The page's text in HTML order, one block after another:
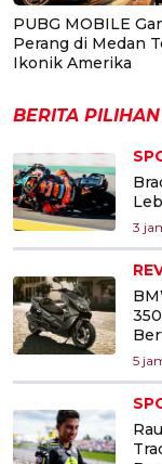
PUBG MOBILE
Perang di Medan
Ikonik Amerika
BERITA PILIHAN
3
5